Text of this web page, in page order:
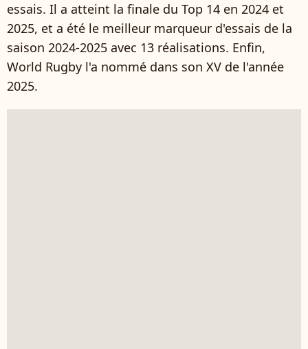
essais. Il a atteint la finale du Top 14 en 2024 et
2025, et a été le meilleur marqueur d'essais de la
saison 2024-2025 avec 13 réalisations. Enfin,
World Rugby l'a nommé dans son XV de l'année
2025.